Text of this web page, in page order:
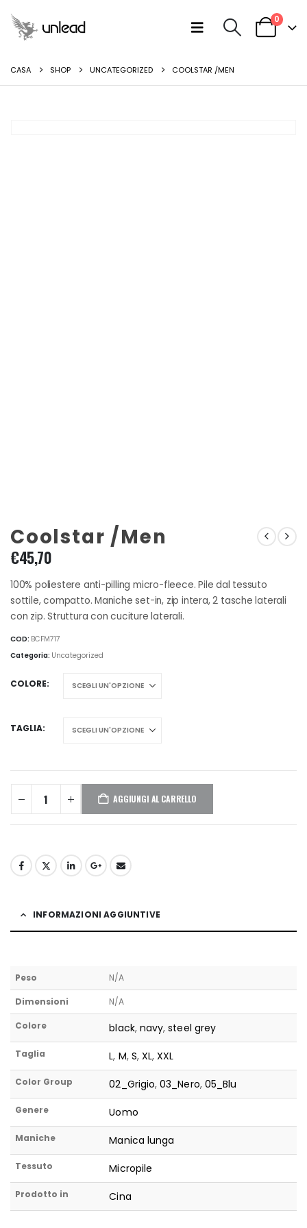
0
CASA SHOP UNCATEGORIZED COOLSTAR /MEN
Coolstar /Men
€45,70
100% poliestere anti-pilling micro-fleece. Pile dal tessuto
sottile, compatto. Maniche set-in, zip intera, 2 tasche laterali
con zip. Struttura con cuciture laterali.
COD: BCFM717
Categoria: Uncategorized
COLORE
TAGLIA
AGGIUNGI AL CARRELLO
INFORMAZIONI AGGIUNTIVE
Peso N/A
Dimensioni N/A
Colore black, navy,steel grey
Taglia L, M, S,XL,XXL
Color Group 02_Grigio,03_Nero, 05_Blu
Genere Uomo
Maniche Manica lunga
Tessuto Micropile
Prodotto in Cina